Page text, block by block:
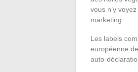
vous n’y
marketing.
Les labels
européenne
auto-